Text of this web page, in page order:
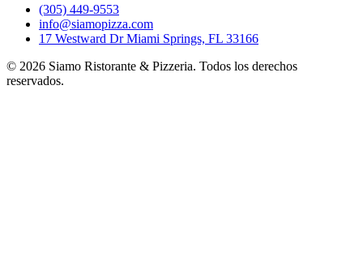
(305) 449-9553
info@siamopizza.com
17 Westward Dr Miami Springs, FL 33166
© 2026 Siamo Ristorante & Pizzeria. Todos los derechos
reservados.